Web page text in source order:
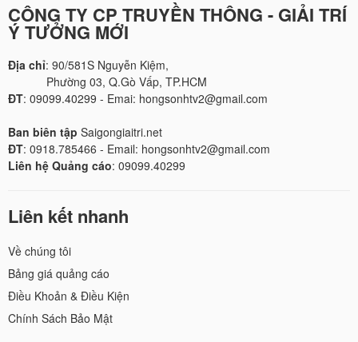
CÔNG TY CP TRUYỀN THÔNG - GIẢI TRÍ
Ý TƯỞNG MỚI
Địa chỉ: 90/581S Nguyễn Kiệm,
Phường 03, Q.Gò Vấp, TP.HCM
ĐT: 09099.40299 - Emai: hongsonhtv2@gmail.com
Ban biên tập Saigongiaitri.net
ĐT: 0918.785466 - Email: hongsonhtv2@gmail.com
Liên hệ Quảng cáo: 09099.40299
Liên kết nhanh
Về chúng tôi
Bảng giá quảng cáo
Điều Khoản & Điều Kiện
Chính Sách Bảo Mật